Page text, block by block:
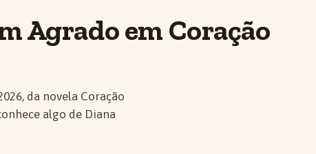
Agrado em Coração
da novela Coração
algo de Diana